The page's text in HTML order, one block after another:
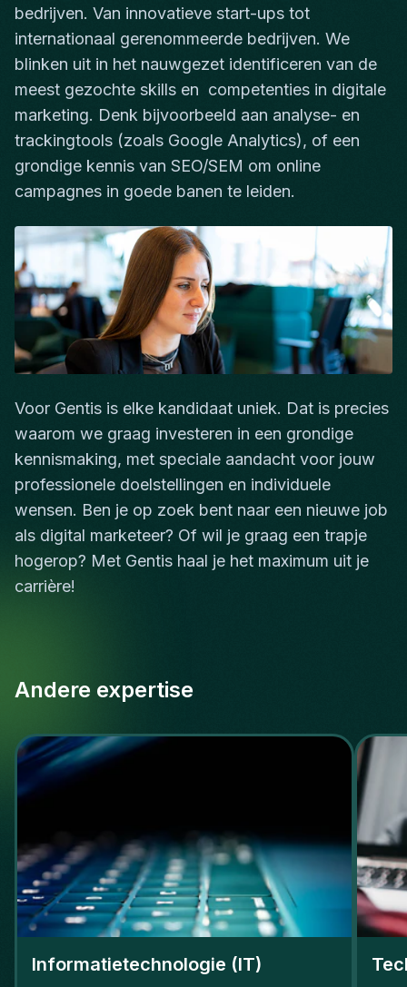
bedrijven. Van innovatieve start-ups tot
internationaal gerenommeerde bedrijven. We
blinken uit in het nauwgezet identificeren van de
meest gezochte skills en competenties in digitale
marketing. Denk bijvoorbeeld aan analyse- en
trackingtools (zoals Google Analytics), of een
grondige kennis van SEO/SEM om online
campagnes in goede banen te leiden.
Voor Gentis is elke kandidaat uniek. Dat is precies
waarom we graag investeren in een grondige
kennismaking, met speciale aandacht voor jouw
professionele doelstellingen en individuele
wensen. Ben je op zoek bent naar een nieuwe job
als digital marketeer? Of wil je graag een trapje
hogerop? Met Gentis haal je het maximum uit je
carrière!
Andere expertise
Informatietechnologie (IT)